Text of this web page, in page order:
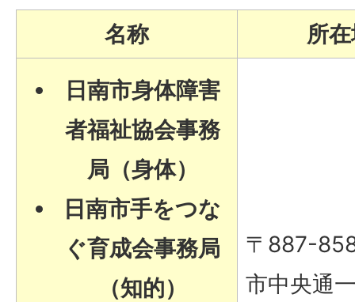
名称
所
日南市身体障害
者福祉協会事務
局（身体）
日南市手をつな
ぐ育成会事務局
（知的）
〒887-
市中央通